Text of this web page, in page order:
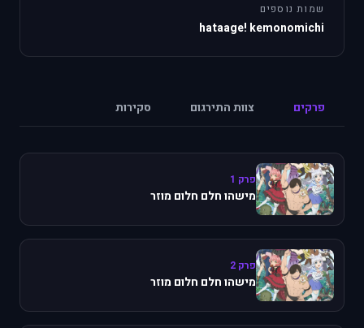
שמות נוספים
hataage! kemonomichi
פרקים צוות התירגום סקירות
פרק 1
מישהו חלם חלום מוזר
פרק 2
מישהו חלם חלום מוזר